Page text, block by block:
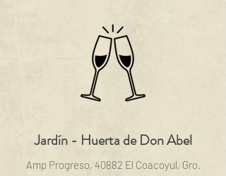
Jardín - Huerta de Don Abel
Amp Progreso, 40882 El Coacoyul, Gro.